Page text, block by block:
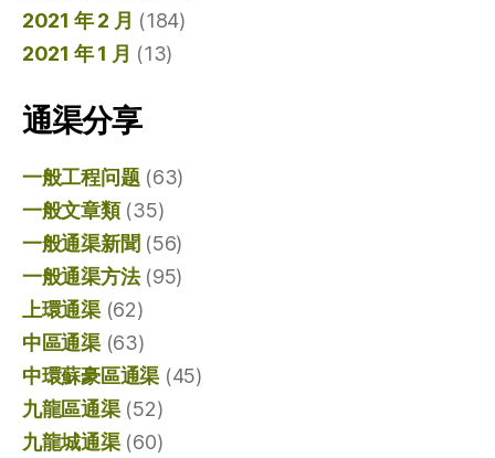
2021 年 2 月 (184)
2021 年 1 月 (13)
通渠分享
一般工程问题(63)
一般文章類(35)
一般通渠新聞 (56)
一般通渠方法(95)
上環通渠(62)
中區通渠(63)
中環蘇豪區通渠 (45)
九龍區通渠(52)
九龍城通渠(60)